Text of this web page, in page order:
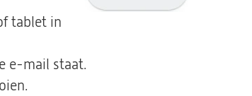
tablet in
e-mail staat.
.